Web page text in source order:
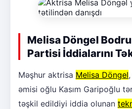
Melisa Döngel
Partisi İddialarını
Məşhur aktrisa Melisa Döngel
əmisi oğlu Kasım Garipoğlu
təşkil edildiyi iddia olunan